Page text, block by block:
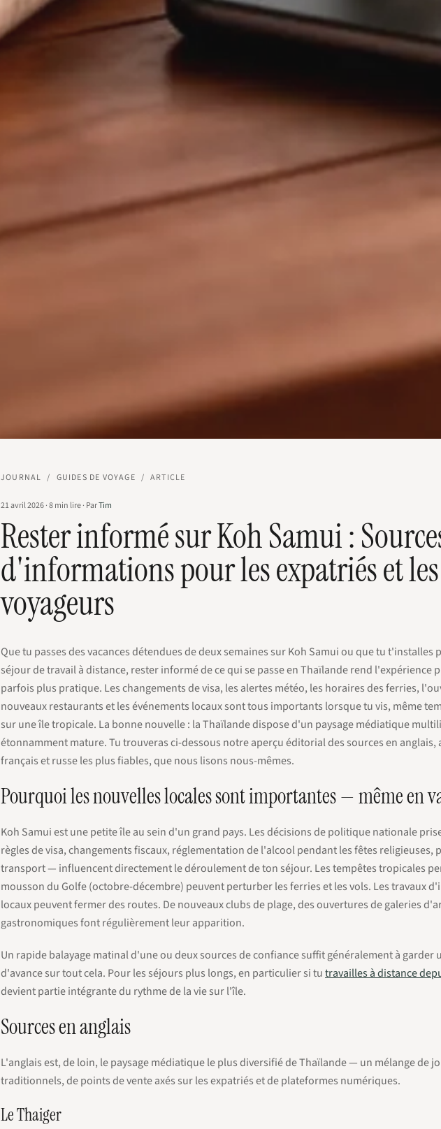
JOURNAL / GUIDES DE VOYAGE / ARTICLE
21 avril 2026·8min lire· ParTim
Rester informé sur Koh Samui :
d'informations pour les expatriés et les
voyageurs
Que tu passes des vacances détendues de deux semaines sur Koh Samui ou que tu t'installes
séjour de travail à distance, rester informé de ce qui se passe en Thaïlande rend l'expérience
parfois plus pratique. Les changements de visa, les alertes météo, les horaires des ferries,
nouveaux restaurants et les événements locaux sont tous importants lorsque tu vis, même
sur une île tropicale. La bonne nouvelle : la Thaïlande dispose d'un paysage médiatique
étonnamment mature. Tu trouveras ci-dessous notre aperçu éditorial des sources en anglais,
français et russe les plus fiables, que nous lisons nous-mêmes.
Pourquoi les nouvelles locales sont importantes — même en
Koh Samui est une petite île au sein d'un grand pays. Les décisions de politique nationale
règles de visa, changements fiscaux, réglementation de l'alcool pendant les fêtes religieuses,
transport — influencent directement le déroulement de ton séjour. Les tempêtes tropicales
mousson du Golfe (octobre-décembre) peuvent perturber les ferries et les vols. Les travaux
locaux peuvent fermer des routes. De nouveaux clubs de plage, des ouvertures de galeries
gastronomiques font régulièrement leur apparition.
Un rapide balayage matinal d'une ou deux sources de confiance suffit généralement à garder
d'avance sur tout cela. Pour les séjours plus longs, en particulier si tutravailles à distance
devient partie intégrante du rythme de la vie sur l'île.
Sources en anglais
L'anglais est, de loin, le paysage médiatique le plus diversifié de Thaïlande — un mélange de
traditionnels, de points de vente axés sur les expatriés et de plateformes numériques.
Le Thaiger